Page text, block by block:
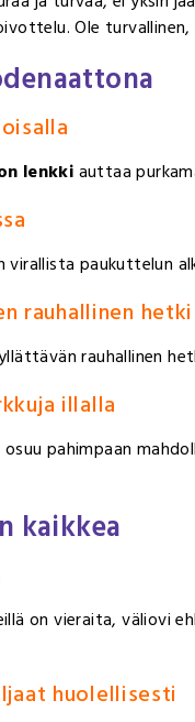
Ole
lenkkiauttaa
virallista paukuttelun
rauhallinen hetki
rauhallinen
illalla
pahimpaan
kaikkea
on vieraita, väliovi
huolellisesti